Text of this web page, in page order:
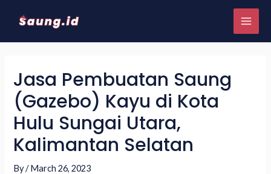
Jasa Pembuatan Saung
(Gazebo) Kayu di Kota
Hulu Sungai Utara,
Kalimantan Selatan
By/March 26, 2023